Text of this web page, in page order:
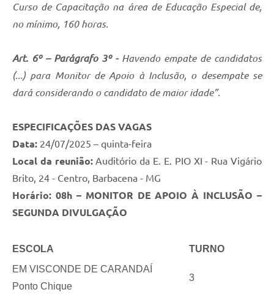
Curso de Capacitação na área de Educação Especial de,
no mínimo, 160 horas.
Art. 6º – Parágrafo 3º - Havendo empate de candidatos
(...) para Monitor de Apoio à Inclusão, o desempate se
dará considerando o candidato de maior idade”.
ESPECIFICAÇÕES DAS VAGAS
Data: 24/07/2025 – quinta-feira
Local da reunião:Auditório da E. E. PIO XI - Rua Vigário
Brito, 24 - Centro, Barbacena - MG
Horário: 08h – MONITOR DE APOIO À INCLUSÃO –
SEGUNDA DIVULGAÇÃO
ESCOLA
TURNO
EM VISCONDE DE CARANDAÍ
Ponto Chique
3